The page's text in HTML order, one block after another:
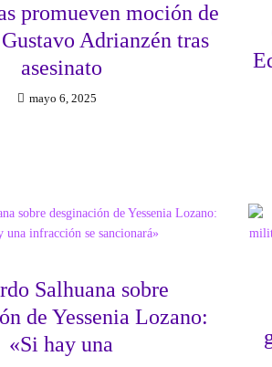
promueven moción de
Adrianzén tras
asesinato
mayo 6, 2025
Salhuana sobre
de Yessenia Lozano:
«Si hay una